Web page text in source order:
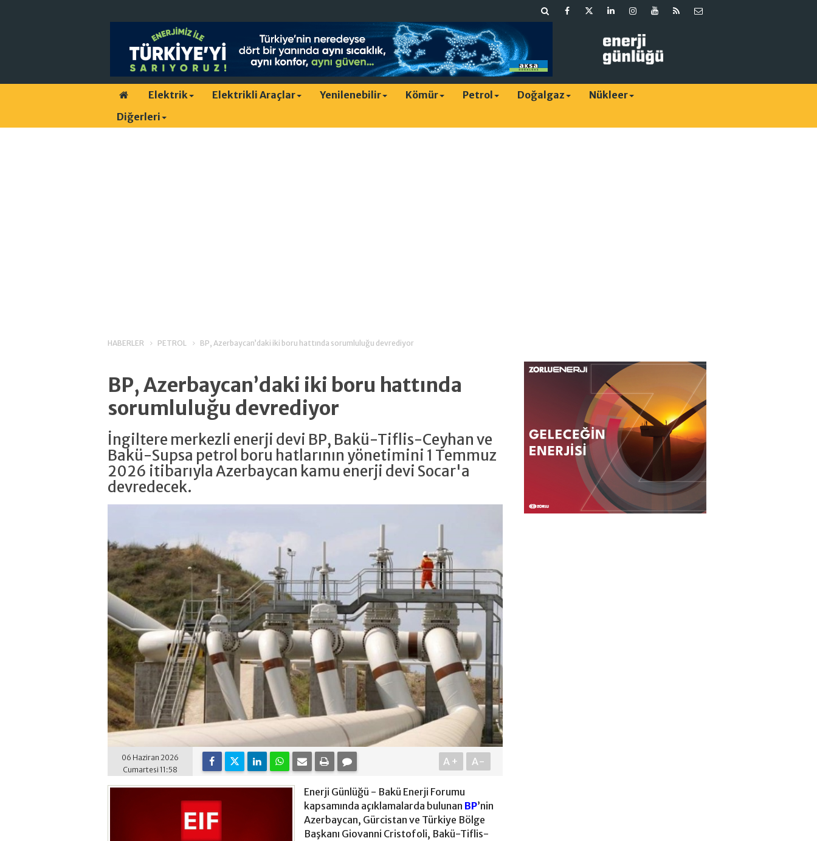
Elektrik Elektrikli Araçlar Yenilenebilir Kömür Petrol Doğalgaz
Nükleer
Diğerleri
HABERLER PETROL BP, Azerbaycan’daki iki boru hattında sorumluluğu devrediyor
BP, Azerbaycan’daki iki boru hattında
sorumluluğu devrediyor
İngiltere merkezli enerji devi BP, Bakü-Tiflis-Ceyhan ve
Bakü-Supsa petrol boru hatlarının yönetimini 1 Temmuz
2026 itibarıyla Azerbaycan kamu enerji devi Socar'a
devredecek.
06 Haziran 2026
Cumartesi 11:58
A+ A-
Enerji Günlüğü - Bakü Enerji Forumu
kapsamında açıklamalarda bulunan BP’nin
Azerbaycan, Gürcistan ve Türkiye Bölge
Başkanı Giovanni Cristofoli, Bakü-Tiflis-